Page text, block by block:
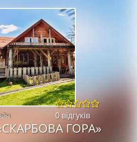
0 відгуків
ГОРА»